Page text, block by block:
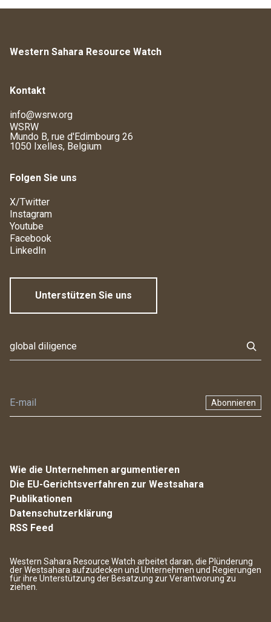
Western Sahara Resource Watch
Kontakt
info@wsrw.org
WSRW
Mundo B, rue d'Edimbourg 26
1050 Ixelles, Belgium
Folgen Sie uns
X/Twitter
Instagram
Youtube
Facebook
LinkedIn
Unterstützen Sie uns
Abonnieren
Wie die Unternehmen argumentieren
Die EU-Gerichtsverfahren zur Westsahara
Publikationen
Datenschutzerklärung
RSS Feed
Western Sahara Resource Watch arbeitet daran, die Plünderung
der Westsahara aufzudecken und Unternehmen und Regierungen
für ihre Unterstützung der Besatzung zur Verantworung zu
ziehen.